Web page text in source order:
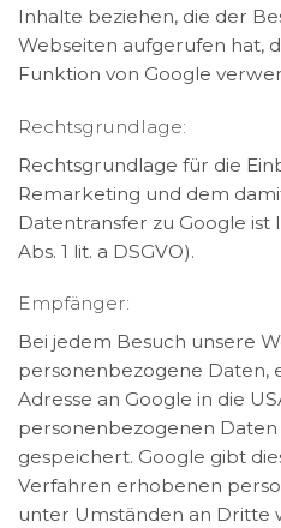
Inhalte beziehen, die der
Webseiten aufgerufen hat,
Funktion von Google
Rechtsgrundlage:
Rechtsgrundlage für die
Remarketing und dem
Datentransfer zu Google ist
Abs. 1 lit. a DSGVO).
Empfänger:
Bei jedem Besuch unsere
personenbezogene Daten,
Adresse an Google in die
personenbezogenen
gespeichert. Google gibt
Verfahren erhobenen
unter Umständen an Dritte